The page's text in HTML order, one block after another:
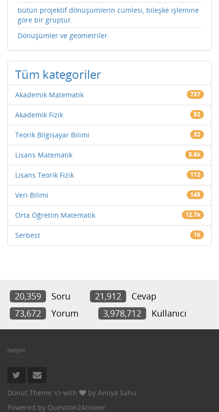
bütün projektif dönüşümlerin cümlesi, bileşke işlemine
göre bir gruptur.
Dönüşümler ve geometriler
Tüm kategoriler
Akademik Matematik 737
Akademik Fizik 52
Teorik Bilgisayar Bilimi 32
Lisans Matematik 5.6k
Lisans Teorik Fizik 112
Veri Bilimi 145
Orta Öğretim Matematik 12.7k
Serbest 1k
20,359 Soru 21,912
Cevap
73,672
Yorum 3,978,712 Kullanıcı
İletişim
Donut Theme with by Amiya Sahu
Powered by Question2Answer